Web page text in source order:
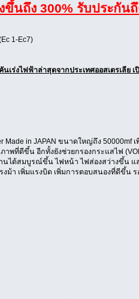
ขึ้นถึง 300% รับประกัน
1-Ec7)
ร่งไฟฟ้าล่าสุดจากประเทศออสเตรเลีย เ
in JAPAN ขนาดใหญ่ถึง 50000mf
ดีขึ้น อีกทั้งยังช่วยกรองกระแสไฟ
ได้สมบูรณ์ขึ้น ไฟหน้า ไฟส่องสว่างขึ้น แ
า เพิ่มแรงบิด เพิ่มการตอบสนองที่ดีขึ้น